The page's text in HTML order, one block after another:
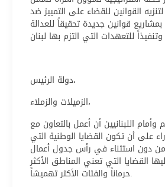
القوانين للقضاء على التمييز ضد
بمشاريع قوانين جديدة تحقيقاً للعدالة
دولة الرئيس،
الزميلات والزملاء،
اللبنانيين أن أعمل بالتعاون مع
على أن تكون القضايا الوطنية التي
من دون استثناء في رأس جدول أعمال
القضايا التي تعني المناطق الأكثر
حرماناً والفئات الأكثر تهميشاً.